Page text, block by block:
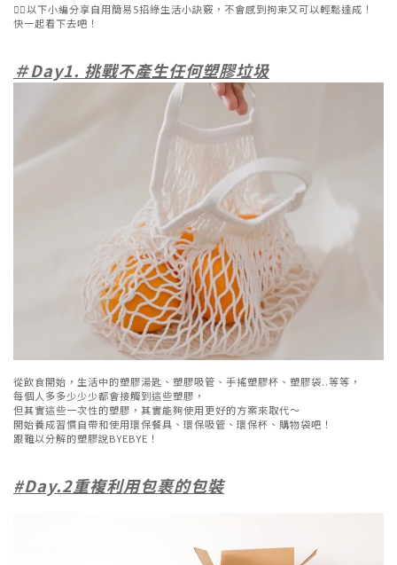
👇🏻以下小編分享自用簡易5招綠生活小訣竅，不會感到拘束又可以輕鬆達成！
快一起看下去吧！
＃Day1. 挑戰不產生任何塑膠垃圾
從飲食開始，生活中的塑膠湯匙、塑膠吸管、手搖塑膠杯、塑膠袋..等等，
每個人多多少少少都會接觸到這些塑膠，
但其實這些一次性的塑膠，其實能夠使用更好的方案來取代～
開始養成習慣自帶和使用環保餐具、環保吸管、環保杯、購物袋吧！
跟難以分解的塑膠說BYEBYE！
#Day.2重複利用包裹的包裝